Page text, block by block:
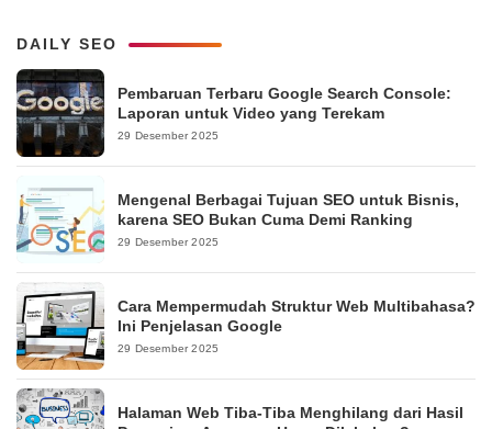
DAILY SEO
Pembaruan Terbaru Google Search Console:
Laporan untuk Video yang Terekam
29 Desember 2025
Mengenal Berbagai Tujuan SEO untuk Bisnis,
karena SEO Bukan Cuma Demi Ranking
29 Desember 2025
Cara Mempermudah Struktur Web Multibahasa?
Ini Penjelasan Google
29 Desember 2025
Halaman Web Tiba-Tiba Menghilang dari Hasil